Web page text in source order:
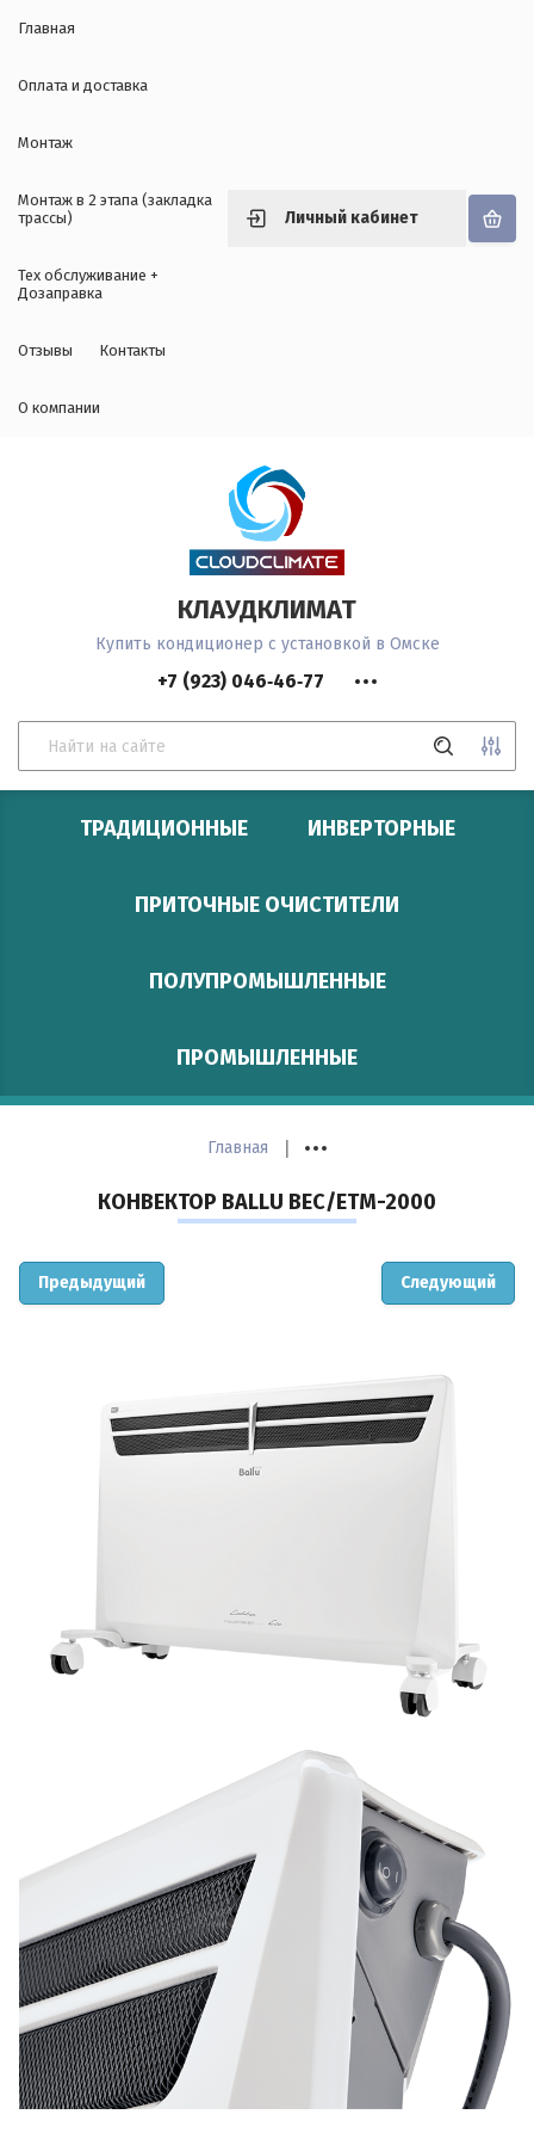
Главная
Оплата и доставка
Монтаж
Монтаж в 2 этапа (закладка
трассы)
Тех обслуживание +
Дозаправка
Отзывы Контакты
О компании
Личный кабинет
КЛАУДКЛИМАТ
Купить кондиционер с установкой в Омске
+7 (923) 046‑46‑77
Артикул:
Выберите категорию:
Умный глаз:
Ионизация:
Ионы серебра:
до -20°C:
ХИТ👍🏻:
ТРАДИЦИОННЫЕ ИНВЕРТОРНЫЕ
ПРИТОЧНЫЕ ОЧИСТИТЕЛИ
ПОЛУПРОМЫШЛЕННЫЕ
ПРОМЫШЛЕННЫЕ
Главная
КОНВЕКТОР BALLU BEC/ETM-2000
Предыдущий Следующий